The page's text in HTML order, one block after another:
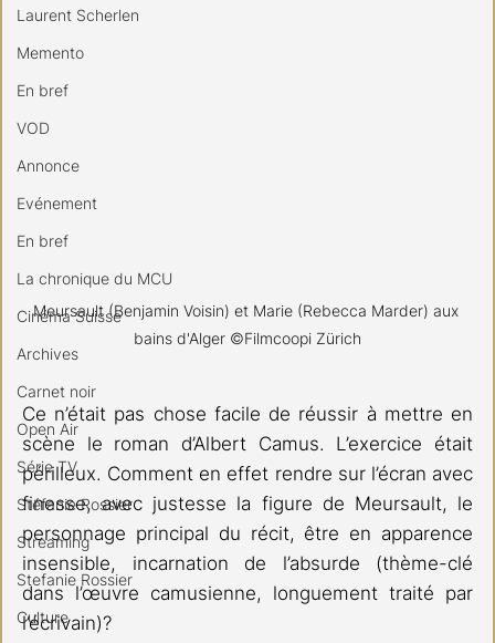
Laurent Scherlen
Memento
En bref
VOD
Annonce
Evénement
En bref
La chronique du MCU
Cinéma Suisse
Archives
Carnet noir
Open Air
Série TV
Stéfanie Rossier
Streaming
Stefanie Rossier
Culture
Meursault (Benjamin Voisin) et Marie (Rebecca Marder) aux
bains d'Alger ©Filmcoopi Zürich
Ce n’était pas chose facile de réussir à mettre en
scène le roman d’Albert Camus. L’exercice était
périlleux. Comment en effet rendre sur l’écran avec
finesse, avec justesse la figure de Meursault, le
personnage principal du récit, être en apparence
insensible, incarnation de l’absurde (thème-clé
dans l’œuvre camusienne, longuement traité par
l’écrivain)?